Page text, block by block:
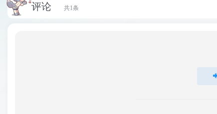
评论 共1条